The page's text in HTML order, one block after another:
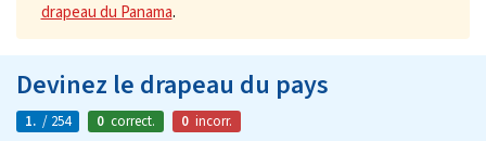
drapeau du Panama.
Devinez le drapeau du pays
1. / 254 0 correct. 0 incorr.